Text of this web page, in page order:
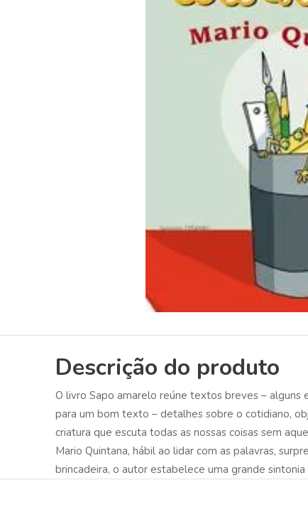
Descrição do produto
O livro Sapo amarelo reúne textos breves –
para um bom texto – detalhes sobre o cotidiano,
criatura que escuta todas as nossas coisas sem
Mario Quintana, hábil ao lidar com as palavras,
brincadeira, o autor estabelece uma grande
pincel escolar redondo amarelo
papel crepom 48cmx2m